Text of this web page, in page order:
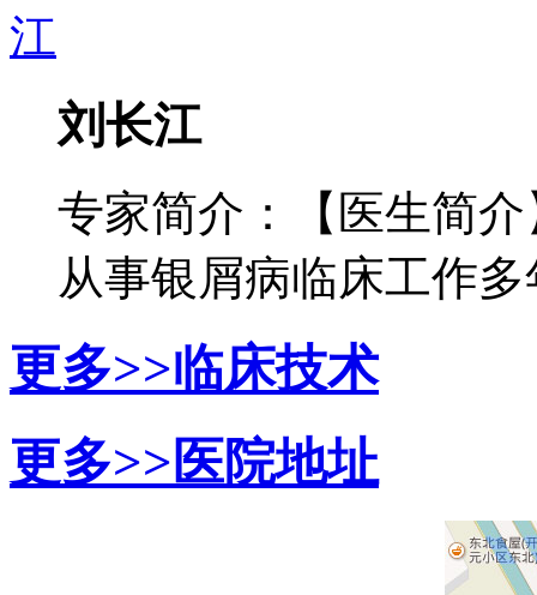
刘长江
专家简介：【医生简
从事银屑病临床工作多
更多>>临床技术
更多>>医院地址